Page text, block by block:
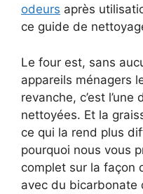
odeurs après
ce guide de
Le four est, sans
appareils ménagers
revanche, c’est
nettoyées. Et la
ce qui la rend plus
pourquoi nous vous
complet sur la façon
avec du bicarbonate